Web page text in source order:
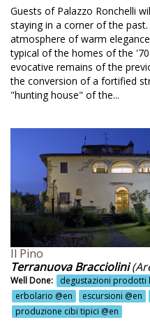
musicali @en
@en
animali
biologica @en
dei ciliegi @en
@en
di Zoldo @en
del proprio
km zero @en
@en
@en
biologico @en
Guests of Palazzo Ronchelli
staying in a corner of the
atmosphere of warm
typical of the homes of the
evocative remains of the
the conversion of a fortified
"hunting house" of the...
Il Pino
Terranuova Bracciolini
Well Done: degustazioni prodotti
erbolario @en
escursioni @en
produzione cibi tipici @en